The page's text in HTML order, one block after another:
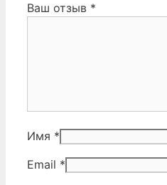
Ваш отзыв *
Имя *
Email *